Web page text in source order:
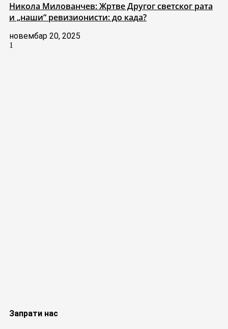
Никола Милованчев: Жртве Другог светског рата
и „наши“ ревизионисти: до када?
новембар 20, 2025
Запрати нас